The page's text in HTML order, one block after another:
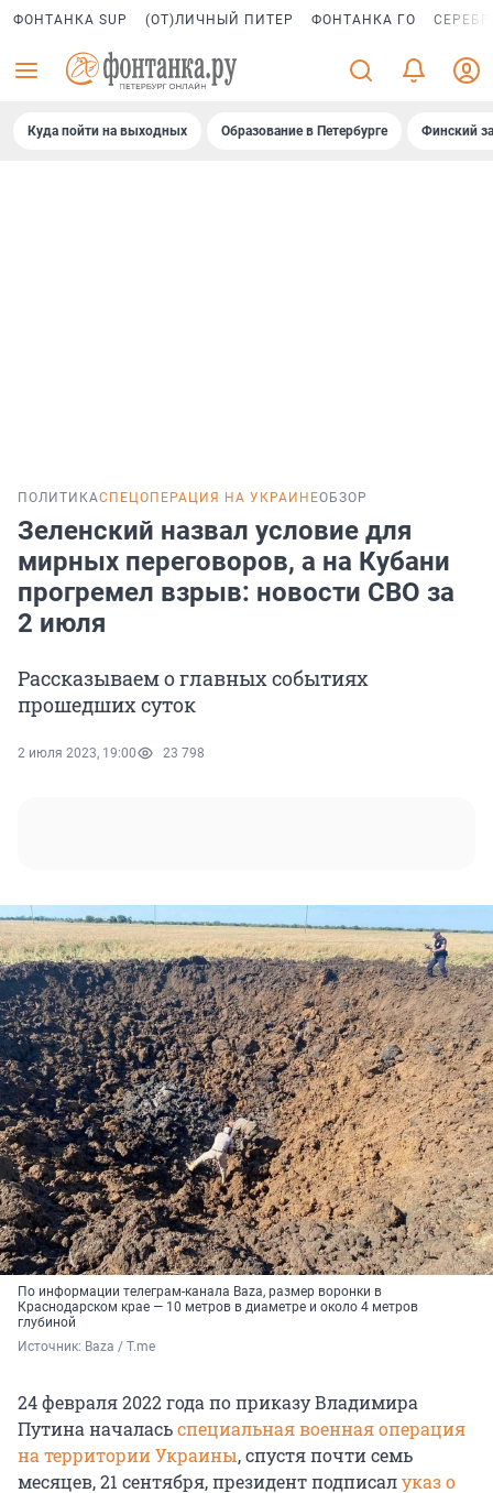
ФОНТАНКА SUP (ОТ)ЛИЧНЫЙ ПИТЕР ФОНТАНКА ГО
Куда пойти на выходных Образование в Петербурге Финский
ПОЛИТИКАСПЕЦОПЕРАЦИЯ НА УКРАИНЕОБЗОР
Зеленский назвал условие для
мирных переговоров, а на Кубани
прогремел взрыв: новости СВО за
2 июля
Рассказываем о главных событиях
прошедших суток
2 июля 2023, 19:00 23 798
По информации телеграм-канала Baza, размер воронки в
Краснодарском крае — 10 метров в диаметре и около 4 метров
глубиной
Источник: Baza / T.me
24 февраля 2022 года по приказу Владимира
Путина началасьспециальная военная операция
на территории Украины, спустя почти семь
месяцев, 21 сентября, президент подписалуказ о